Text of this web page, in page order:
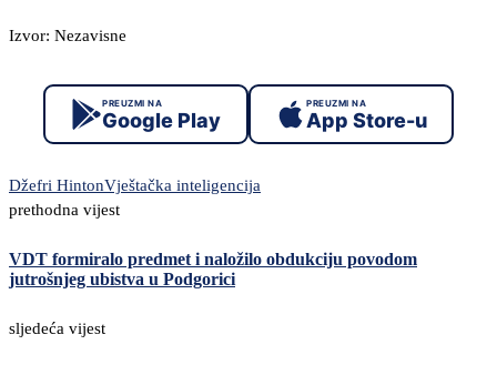
Izvor: Nezavisne
PREUZMI NA
Google Play
PREUZMI NA
App Store-u
Džefri HintonVještačka inteligencija
prethodna vijest
VDT formiralo predmet i naložilo obdukciju povodom
jutrošnjeg ubistva u Podgorici
sljedeća vijest